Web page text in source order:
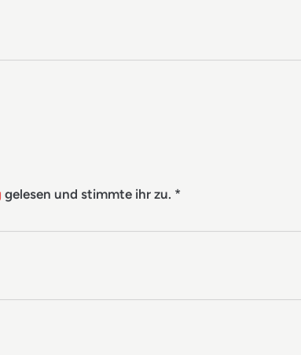
gelesen und stimmte ihr zu. *